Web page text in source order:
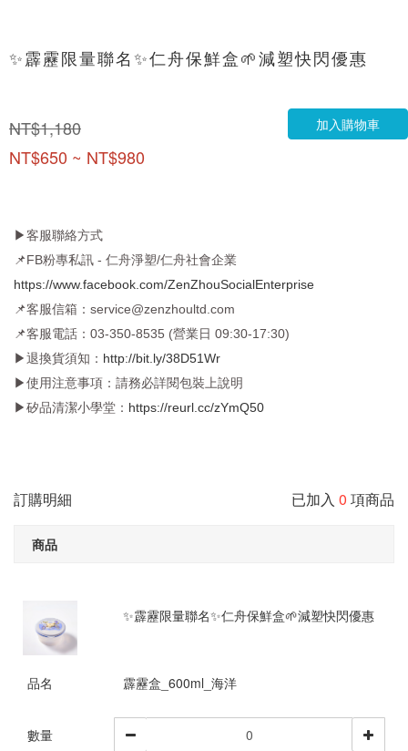
✨霹靂限量聯名✨仁舟保鮮盒🌱減塑快閃優惠
NT$1,180
NT$650 ~ NT$980
加入購物車
▶客服聯絡方式
📌FB粉專私訊 - 仁舟淨塑/仁舟社會企業
https://www.facebook.com/ZenZhouSocialEnterprise
📌客服信箱：service@zenzhoultd.com
📌客服電話：03-350-8535 (營業日 09:30-17:30)
▶退換貨須知： http://bit.ly/38D51Wr
▶使用注意事項：請務必詳閱包裝上說明
▶矽品清潔小學堂： https://reurl.cc/zYmQ50
訂購明細 已加入 0 項商品
商品
✨霹靂限量聯名✨仁舟保鮮盒🌱減塑快閃優惠
品名 霹靂盒_600ml_海洋
數量